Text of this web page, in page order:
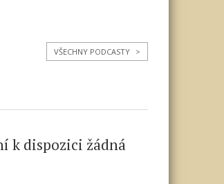
VŠECHNY PODCASTY >
k dispozici žádná